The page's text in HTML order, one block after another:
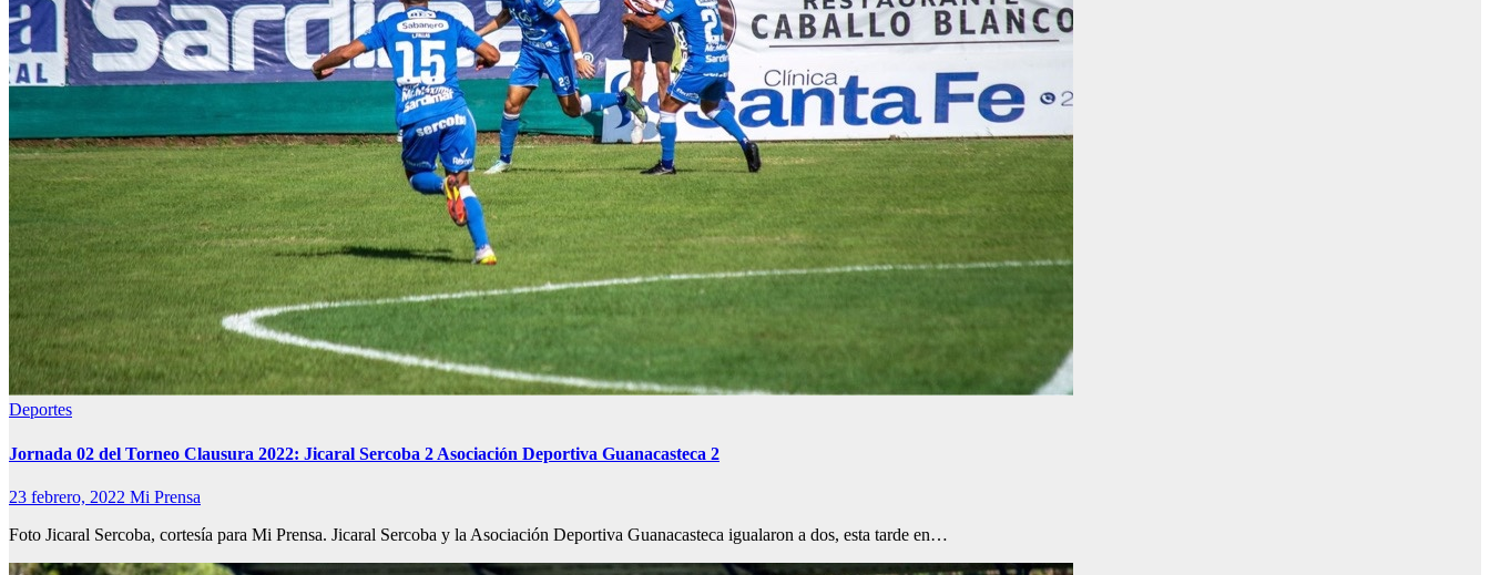
Deportes
Jornada 02 del Torneo Clausura 2022: Jicaral Sercoba 2 Asociación Deportiva Guanacasteca 2
23 febrero, 2022 Mi Prensa
Foto Jicaral Sercoba, cortesía para Mi Prensa. Jicaral Sercoba y la Asociación Deportiva Guanacasteca igualaron a dos, esta tarde en…